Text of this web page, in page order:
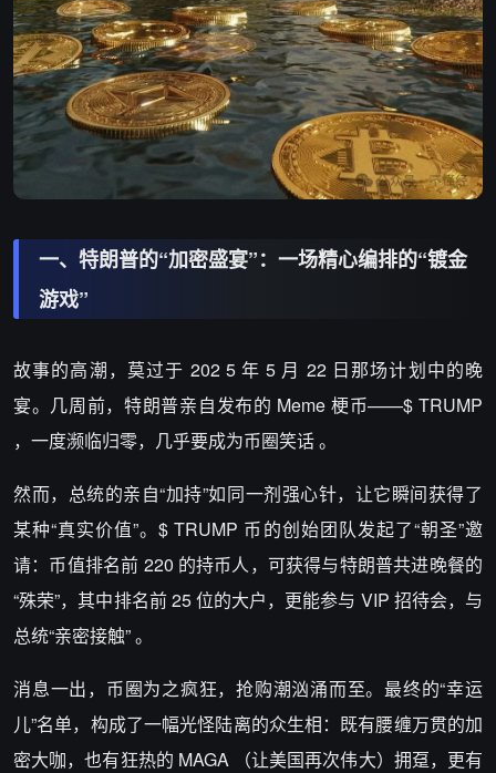
一、特朗普的“加密盛宴”：一场精心编排的“镀金
游戏”
故事的高潮，莫过于 202 5 年 5 月 22 日那场计划中的晚
宴。几周前，特朗普亲自发布的 Meme 梗币——$ TRUMP
，一度濒临归零，几乎要成为币圈笑话 。
然而，总统的亲自“加持”如同一剂强心针，让它瞬间获得了
某种“真实价值”。$ TRUMP 币的创始团队发起了“朝圣”邀
请：币值排名前 220 的持币人，可获得与特朗普共进晚餐的
“殊荣”，其中排名前 25 位的大户，更能参与 VIP 招待会，与
总统“亲密接触” 。
消息一出，币圈为之疯狂，抢购潮汹涌而至。最终的“幸运
儿”名单，构成了一幅光怪陆离的众生相：既有腰缠万贯的加
密大咖，也有狂热的 MAGA （让美国再次伟大）拥趸，更有